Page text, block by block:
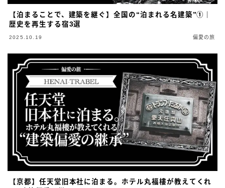
【泊まることで、建築を継ぐ】全国の“泊まれる名建築”①｜
歴史を再生する宿3選
2025.10.19 偏愛の旅
【京都】任天堂旧本社に泊まる。ホテル丸福樓が教えてくれ